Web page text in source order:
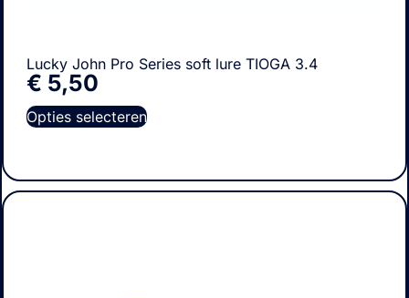
Lucky John Pro Series soft lure TIOGA 3.4
€ 5,50
Opties selecteren